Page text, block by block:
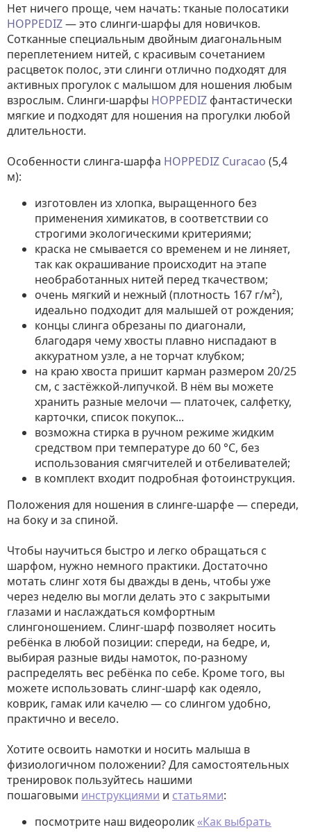
Нет ничего проще, чем начать: тканые полосатики
HOPPEDIZ— это слинги-шарфы для новичков.
Сотканные специальным двойным диагональным
переплетением нитей, с красивым сочетанием
расцветок полос, эти слинги отлично подходят для
активных прогулок с малышом для ношения любым
взрослым. Слинги-шарфы HOPPEDIZфантастически
мягкие и подходят для ношения на прогулки любой
длительности.
Особенности слинга-шарфа HOPPEDIZ Curacao (5,4
м):
изготовлен из хлопка, выращенного без
применения химикатов, в соответствии со
строгими экологическими критериями;
краска не смывается со временем и не линяет,
так как окрашивание происходит на этапе
необработанных нитей перед ткачеством;
очень мягкий и нежный (плотность 167 г/м²),
идеально подходит для малышей от рождения;
концы слинга обрезаны по диагонали,
благодаря чему хвосты плавно ниспадают в
аккуратном узле, а не торчат клубком;
на краю хвоста пришит карман размером 20/25
см, с застёжкой-липучкой. В нём вы можете
хранить разные мелочи — платочек, салфетку,
карточки, список покупок...
возможна стирка в ручном режиме жидким
средством при температуре до 60 °C, без
использования смягчителей и отбеливателей;
в комплект входит подробная фотоинструкция.
Положения для ношения в слинге-шарфе — спереди,
на боку и за спиной.
Чтобы научиться быстро и легко обращаться с
шарфом, нужно немного практики. Достаточно
мотать слинг хотя бы дважды в день, чтобы уже
через неделю вы могли делать это с закрытыми
глазами и наслаждаться комфортным
слингоношением. Слинг-шарф позволяет носить
ребёнка в любой позиции: спереди, на бедре, и,
выбирая разные виды намоток, по-разному
распределять вес ребёнка по себе. Кроме того, вы
можете использовать слинг-шарф как одеяло,
коврик, гамак или качелю — со слингом удобно,
практично и весело.
Хотите освоить намотки и носить малыша в
физиологичном положении? Для самостоятельных
тренировок пользуйтесь нашими
пошаговыми инструкциями и статьями:
посмотрите наш видеоролик «Как выбрать